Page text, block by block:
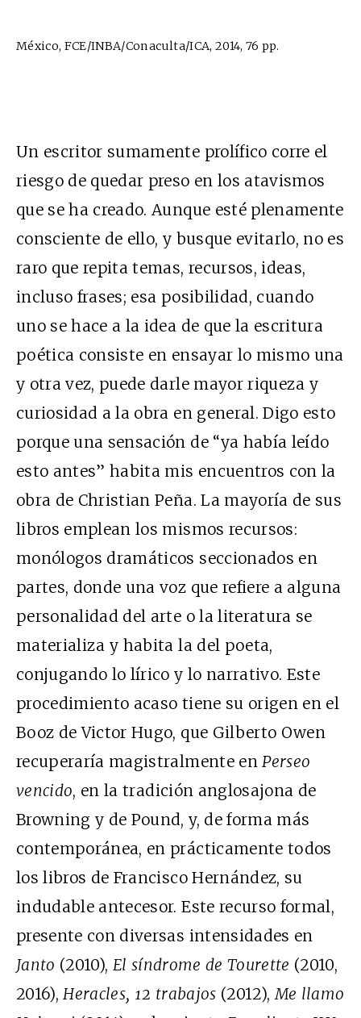
México, FCE/INBA/Conaculta/ICA, 2014, 76 pp.
Un escritor sumamente prolífico corre el
riesgo de quedar preso en los atavismos
que se ha creado. Aunque esté plenamente
consciente de ello, y busque evitarlo, no es
raro que repita temas, recursos, ideas,
incluso frases; esa posibilidad, cuando
uno se hace a la idea de que la escritura
poética consiste en ensayar lo mismo una
y otra vez, puede darle mayor riqueza y
curiosidad a la obra en general. Digo esto
porque una sensación de “ya había leído
esto antes” habita mis encuentros con la
obra de Christian Peña. La mayoría de sus
libros emplean los mismos recursos:
monólogos dramáticos seccionados en
partes, donde una voz que refiere a alguna
personalidad del arte o la literatura se
materializa y habita la del poeta,
conjugando lo lírico y lo narrativo. Este
procedimiento acaso tiene su origen en el
Booz de Victor Hugo, que Gilberto Owen
recuperaría magistralmente enPerseo
vencido, en la tradición anglosajona de
Browning y de Pound, y, de forma más
contemporánea, en prácticamente todos
los libros de Francisco Hernández, su
indudable antecesor. Este recurso formal,
presente con diversas intensidades en
Janto (2010), El síndrome de Tourette (2010,
2016),Heracles, 12 trabajos (2012),Me llamo